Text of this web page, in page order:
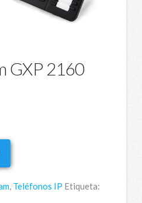
GXP 2160
, Teléfonos IP Etiqueta: